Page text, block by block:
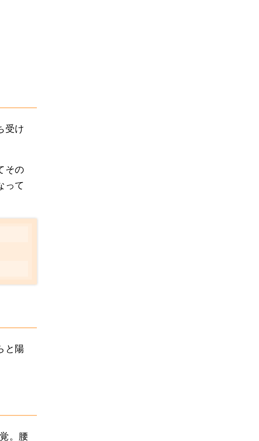
受け
その
って
と陽
。腰